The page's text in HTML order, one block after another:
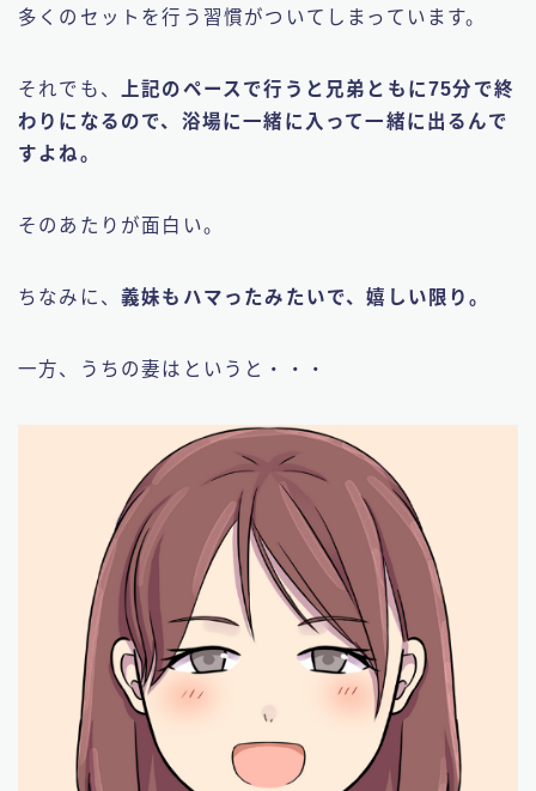
多くのセットを行う習慣がついてしまっています。
それでも、
上記のペースで行うと兄弟ともに75分で終
わりになるので、浴場に一緒に入って一緒に出るんで
すよね。
そのあたりが面白い。
ちなみに、 義妹もハマったみたいで、嬉しい限り。
一方、うちの妻はというと・・・